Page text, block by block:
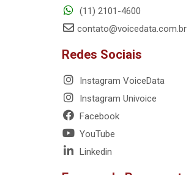
(11) 2101-4600
contato@voicedata.com.br
Redes Sociais
Instagram VoiceData
Instagram Univoice
Facebook
YouTube
Linkedin